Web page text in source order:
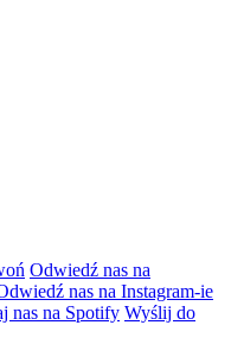
Odwiedź nas na
nas na Instagram-ie
nas na Spotify Wyślij do